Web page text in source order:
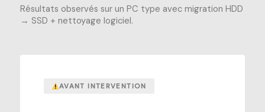
Résultats observés sur un PC type avec migration HDD
→ SSD + nettoyage logiciel.
AVANT INTERVENTION